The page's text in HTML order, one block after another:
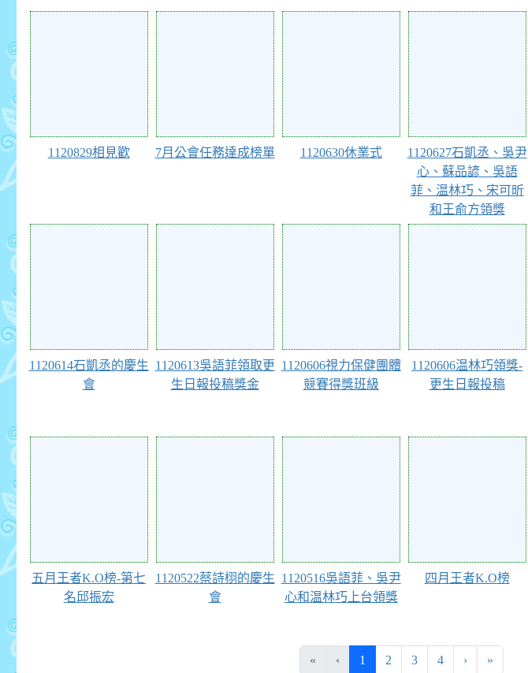
1120829相見歡 7月公會任務達成榜單 1120630休業式
1120627石凱丞、吳尹
心、蘇品諺、吳語
菲、温林巧、宋可昕
和王俞方領獎
1120614石凱丞的慶生
會
1120613吳語菲領取更
生日報投稿獎金
1120606視力保健團體
競賽得獎班級
1120606温林巧領獎-
更生日報投稿
五月王者K.O榜-第七
名邱振宏
1120522蔡詩栩的慶生
會
1120516吳語菲、吳尹
心和温林巧上台領獎
四月王者K.O榜
«
‹ 1 (目前頁次)
2 3 4 ›下一頁
»最後頁